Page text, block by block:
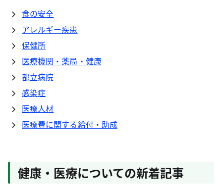
食の安全
アレルギー疾患
保健所
医療機関・薬局・健康
都立病院
感染症
医療人材
医療費に関する給付・助成
健康・医療についての新着記事